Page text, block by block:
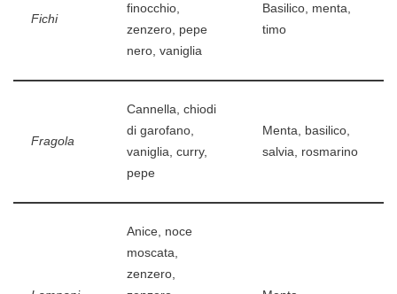
Fichi
finocchio,
zenzero, pepe
nero, vaniglia
Basilico, menta,
timo
Fragola
Cannella, chiodi
di garofano,
vaniglia, curry,
pepe
Menta, basilico,
salvia, rosmarino
Anice, noce
moscata,
zenzero,